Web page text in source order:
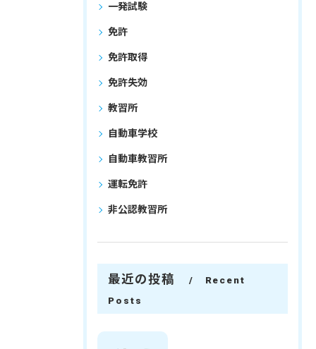
一発試験
免許
免許取得
免許失効
教習所
自動車学校
自動車教習所
運転免許
非公認教習所
最近の投稿
Recent
Posts